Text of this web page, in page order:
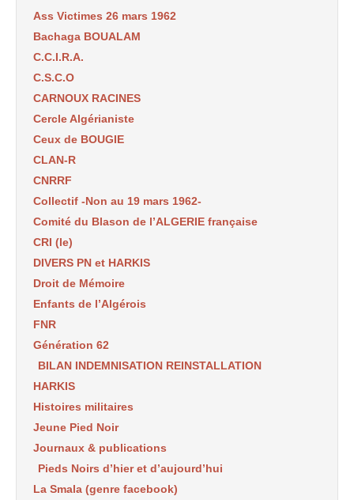
Ass Victimes 26 mars 1962
Bachaga BOUALAM
C.C.I.R.A.
C.S.C.O
CARNOUX RACINES
Cercle Algérianiste
Ceux de BOUGIE
CLAN-R
CNRRF
Collectif -Non au 19 mars 1962-
Comité du Blason de l’ALGERIE française
CRI (le)
DIVERS PN et HARKIS
Droit de Mémoire
Enfants de l’Algérois
FNR
Génération 62
BILAN INDEMNISATION REINSTALLATION
HARKIS
Histoires militaires
Jeune Pied Noir
Journaux & publications
Pieds Noirs d’hier et d’aujourd’hui
La Smala (genre facebook)